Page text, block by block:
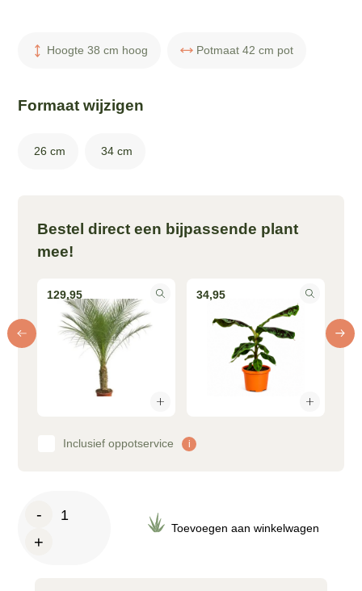
Hoogte 38 cm hoog Potmaat 42 cm pot
Formaat wijzigen
26 cm 34 cm
Bestel direct een bijpassende plant
mee!
129,95 34,95
Inclusief oppotservice i
-
Jenna
+
Toevoegen aan winkelwagen